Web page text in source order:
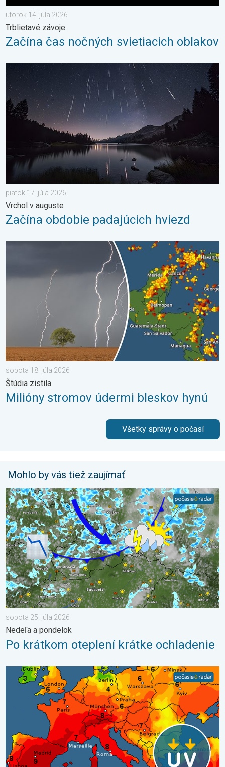
utorok 14. júla 2026
Trblietavé závoje
Začína čas nočných svietiacich oblakov
Začína obdobie padajúcich hviezd. Vrchol v auguste. . .
piatok 17. júla 2026
Vrchol v auguste
Začína obdobie padajúcich hviezd
Milióny stromov údermi bleskov hynú. Štúdia zistila. . . sobota
sobota 18. júla 2026
Štúdia zistila
Milióny stromov údermi bleskov hynú
Všetky správy o počasí
Mohlo by vás tiež zaujímať
Po krátkom oteplení krátke ochladenie. Nedeľa a pondelok. .
sobota 25. júla 2026
Nedeľa a pondelok
Po krátkom oteplení krátke ochladenie
UV index stúpa už poriadne vysoko. Nepodceňte slnko. . .